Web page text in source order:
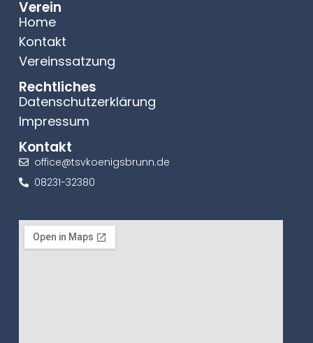
Verein
Home
Kontakt
Vereinssatzung
Rechtliches
Datenschutzerklärung
Impressum
Kontakt
office@tsvkoenigsbrunn.de
08231-32380